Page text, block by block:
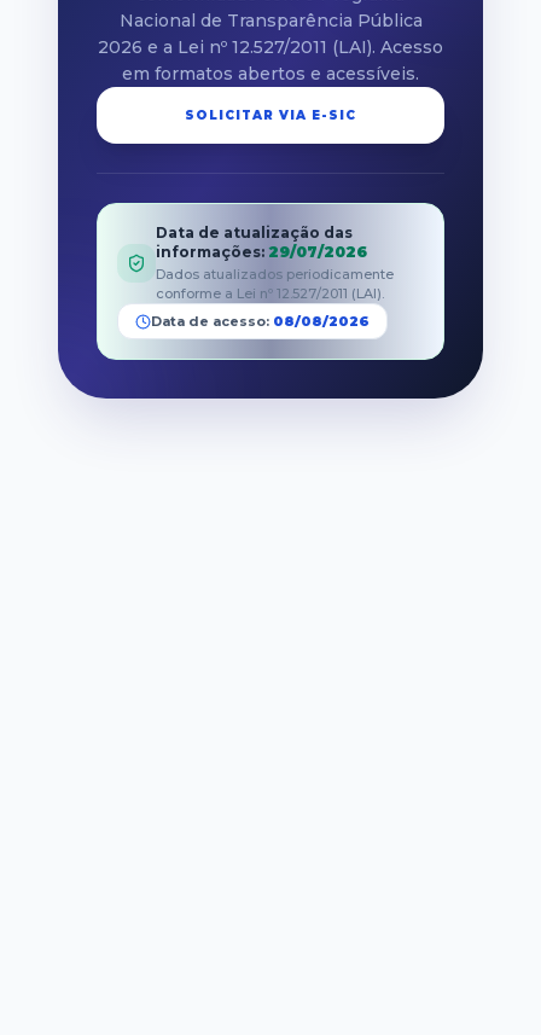
Nacional de Transparência Pública
2026 e a Lei nº 12.527/2011 (LAI). Acesso
em formatos abertos e acessíveis.
SOLICITAR VIA E-SIC
Data de atualização das
informações: 29/07/2026
Dados atualizados periodicamente
conforme a Lei nº 12.527/2011 (LAI).
Data de acesso: 08/08/2026